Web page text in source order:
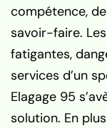
compétence,
savoir-faire.
fatigantes,
services d’un
Elagage 95
solution. En